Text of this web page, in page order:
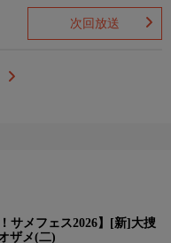
次回放送
サメフェス2026】[新]大捜
ザメ(二)